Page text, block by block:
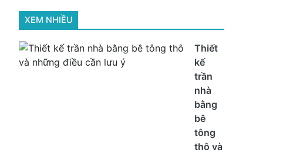
XEM NHIỀU
Thiết
kế
trần
nhà
bằng
bê
tông
thô và